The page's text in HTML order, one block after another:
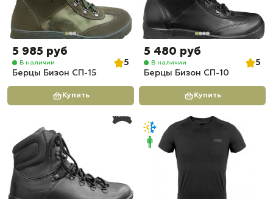
5 985 руб
В наличии
5
Берцы Бизон СП-15
Купить
5 480 руб
В наличии
5
Берцы Бизон СП-10
Купить